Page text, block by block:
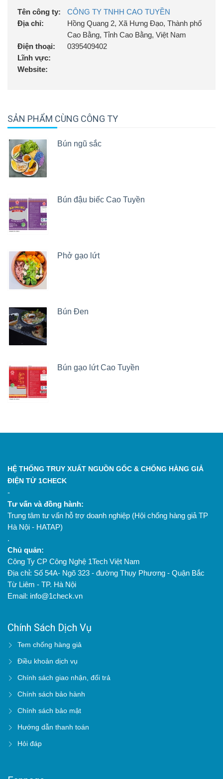
Tên công ty:
CÔNG TY TNHH CAO TUYỀN
Địa chỉ:
Hồng Quang 2, Xã Hưng Đạo, Thành phố
Cao Bằng, Tỉnh Cao Bằng, Việt Nam
Điện thoại:
0395409402
Lĩnh vực:
Website:
SẢN PHẨM CÙNG CÔNG TY
Bún ngũ sắc
Bún đậu biếc Cao Tuyền
Phở gạo lứt
Bún Đen
Bún gạo lứt Cao Tuyền
HỆ THỐNG TRUY XUẤT NGUỒN GỐC & CHỐNG HÀNG GIẢ
ĐIỆN TỬ 1CHECK
-
Tư vấn và đồng hành:
Trung tâm tư vấn hỗ trợ doanh nghiệp (Hội chống hàng giả TP
Hà Nội - HATAP)
.
Chủ quản:
Công Ty CP Công Nghệ 1Tech Việt Nam
Địa chỉ: Số 54A- Ngõ 323 - đường Thụy Phương - Quận Bắc
Từ Liêm - TP. Hà Nội
Email: info@1check.vn
Chính Sách Dịch Vụ
Tem chống hàng giả
Điều khoản dịch vụ
Chính sách giao nhận, đổi trả
Chính sách bảo hành
Chính sách bảo mật
Hướng dẫn thanh toán
Hỏi đáp